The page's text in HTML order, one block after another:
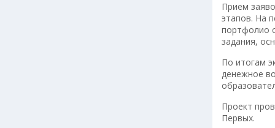
Прием
этапов. На
портфолио
задания,
По итогам
денежное
Проект
Первых.